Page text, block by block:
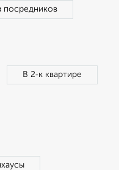
посредников
В 2‑к квартире